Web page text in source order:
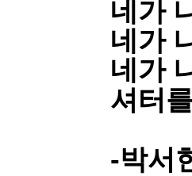
네가
네가
네가
셔터
-박서